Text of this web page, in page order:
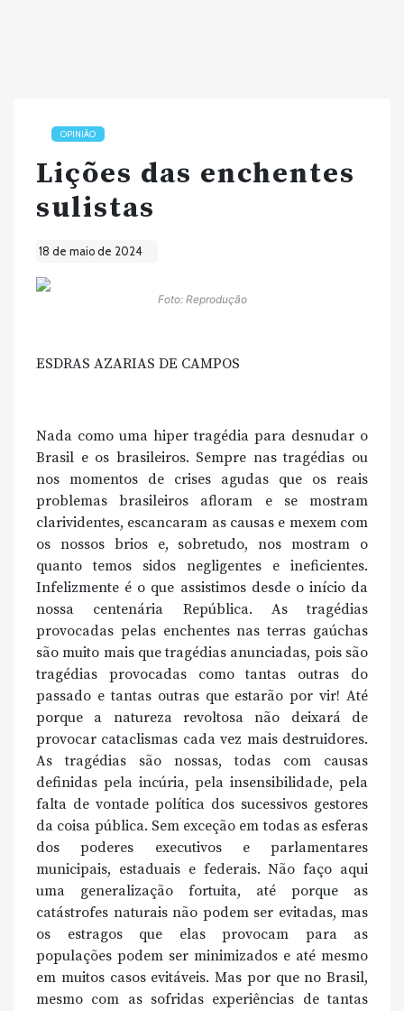
OPINIÃO
Lições das enchentes
sulistas
18 de maio de 2024
Foto: Reprodução
ESDRAS AZARIAS DE CAMPOS
Nada como uma hiper tragédia para desnudar o
Brasil e os brasileiros. Sempre nas tragédias ou
nos momentos de crises agudas que os reais
problemas brasileiros afloram e se mostram
clarividentes, escancaram as causas e mexem com
os nossos brios e, sobretudo, nos mostram o
quanto temos sidos negligentes e ineficientes.
Infelizmente é o que assistimos desde o início da
nossa centenária República. As tragédias
provocadas pelas enchentes nas terras gaúchas
são muito mais que tragédias anunciadas, pois são
tragédias provocadas como tantas outras do
passado e tantas outras que estarão por vir! Até
porque a natureza revoltosa não deixará de
provocar cataclismas cada vez mais destruidores.
As tragédias são nossas, todas com causas
definidas pela incúria, pela insensibilidade, pela
falta de vontade política dos sucessivos gestores
da coisa pública. Sem exceção em todas as esferas
dos poderes executivos e parlamentares
municipais, estaduais e federais. Não faço aqui
uma generalização fortuita, até porque as
catástrofes naturais não podem ser evitadas, mas
os estragos que elas provocam para as
populações podem ser minimizados e até mesmo
em muitos casos evitáveis. Mas por que no Brasil,
mesmo com as sofridas experiências de tantas